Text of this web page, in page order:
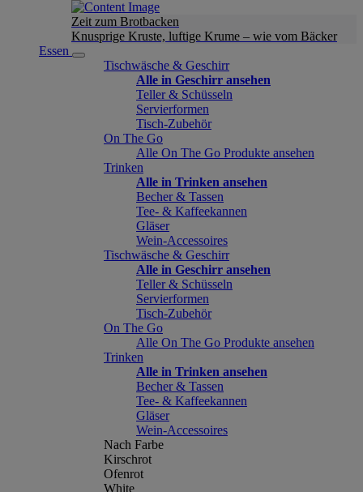
Zeit zum Brotbacken
Knusprige Kruste, luftige Krume – wie vom Bäcker
Essen
Tischwäsche & Geschirr
Alle in Geschirr ansehen
Teller & Schüsseln
Servierformen
Tisch-Zubehör
On The Go
Alle On The Go Produkte ansehen
Trinken
Alle in Trinken ansehen
Becher & Tassen
Tee- & Kaffeekannen
Gläser
Wein-Accessoires
Tischwäsche & Geschirr
Alle in Geschirr ansehen
Teller & Schüsseln
Servierformen
Tisch-Zubehör
On The Go
Alle On The Go Produkte ansehen
Trinken
Alle in Trinken ansehen
Becher & Tassen
Tee- & Kaffeekannen
Gläser
Wein-Accessoires
Nach Farbe
Kirschrot
Ofenrot
White